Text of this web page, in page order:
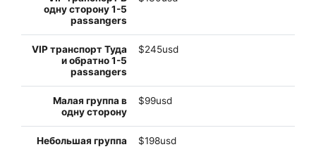
$245usd
$99usd
$198usd